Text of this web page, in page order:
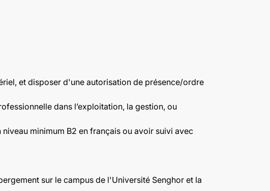
et disposer d'une autorisation de présence/ordre
dans l’exploitation, la gestion, ou
minimum B2 en français ou avoir suivi avec
sur le campus de l'Université Senghor et la